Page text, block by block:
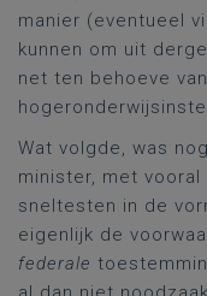
manier (eventueel
kunnen om uit
net ten behoeve
Wat volgde, was
minister, met
sneltesten in de
eigenlijk de
federale